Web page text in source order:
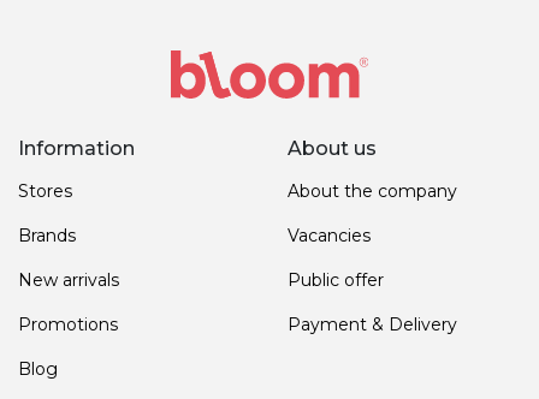
Information
Stores
Brands
New arrivals
Promotions
Blog
About us
About the company
Vacancies
Public offer
Payment & Delivery